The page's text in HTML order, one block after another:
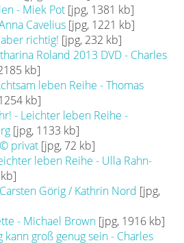
- Miek Pot[jpg, 1381 kb]
Cavelius[jpg, 1221 kb]
richtig! [jpg, 232 kb]
Roland 2013 DVD - Charles
kb]
leben Reihe - Thomas
kb]
- Leichter leben Reihe -
[jpg, 1133 kb]
© privat [jpg, 72 kb]
leben Reihe - Ulla Rahn-
Görig / Kathrin Nord [jpg,
- Michael Brown[jpg, 1916 kb]
kann groß genug sein - Charles